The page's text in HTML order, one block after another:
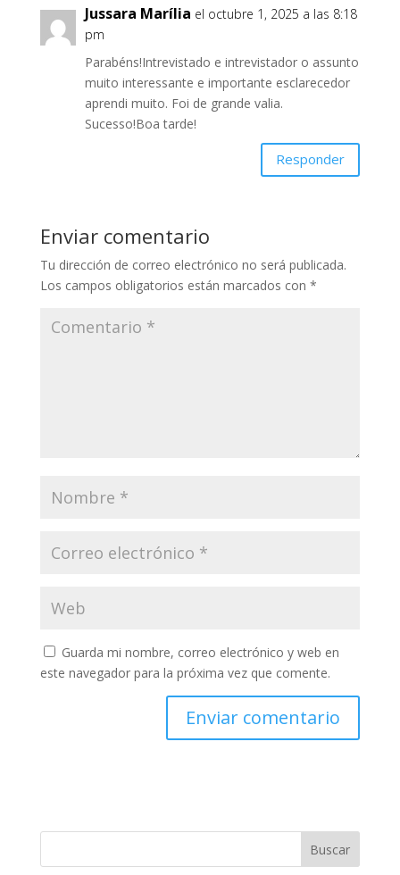
Jussara Marília el octubre 1, 2025 a las 8:18
pm
Parabéns!Intrevistado e intrevistador o assunto
muito interessante e importante esclarecedor
aprendi muito. Foi de grande valia.
Sucesso!Boa tarde!
Responder
Enviar comentario
Tu dirección de correo electrónico no será publicada.
Los campos obligatorios están marcados con *
Guarda mi nombre, correo electrónico y web en
este navegador para la próxima vez que comente.
Buscar